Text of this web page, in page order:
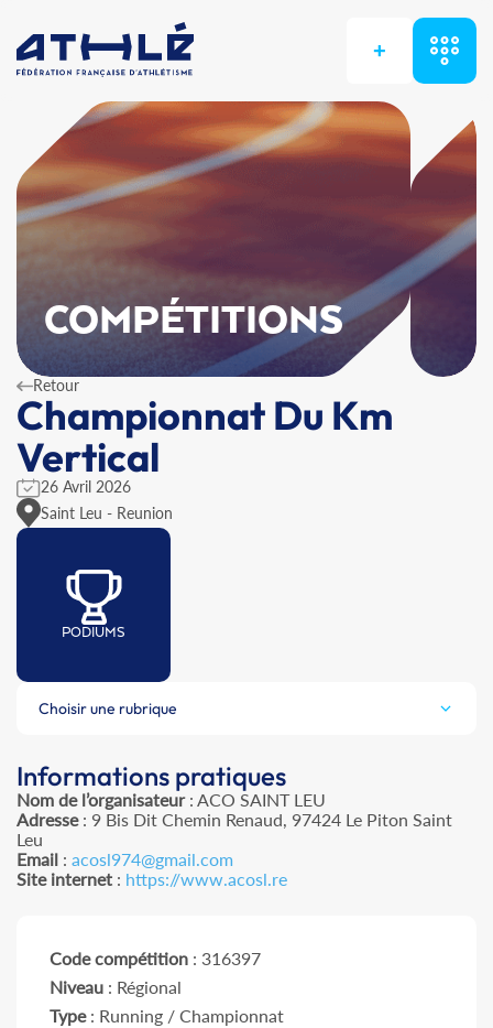
+
COMPÉTITIONS
Retour
Championnat Du Km
Vertical
26 Avril 2026
Saint Leu - Reunion
PODIUMS
Choisir une rubrique
Informations pratiques
Nom de l’organisateur: ACO SAINT LEU
Adresse: 9 Bis Dit Chemin Renaud, 97424 Le Piton Saint
Leu
Email : acosl974@gmail.com
Site internet : https://www.acosl.re
Code compétition : 316397
Niveau : Régional
Type: Running / Championnat